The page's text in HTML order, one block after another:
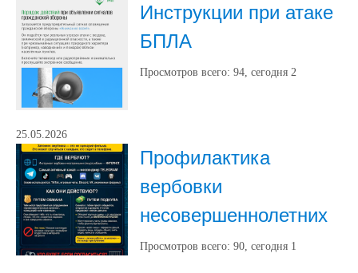
Инструкции при атаке
БПЛА
Просмотров всего: 94, сегодня 2
25.05.2026
Профилактика
вербовки
несовершеннолетних
Просмотров всего: 90, сегодня 1